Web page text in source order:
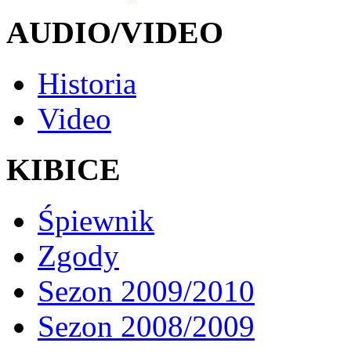
AUDIO/VIDEO
Historia
Video
KIBICE
Śpiewnik
Zgody
Sezon 2009/2010
Sezon 2008/2009